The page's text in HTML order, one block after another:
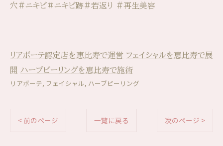
穴#ニキビ#ニキビ跡#若返り #再生美容
リアボーテ認定店を恵比寿で運営 フェイシャルを恵比寿で展
開 ハーブピーリングを恵比寿で施術
リアボーテ フェイシャル ハーブピーリング
< 前のページ 一覧に戻る 次のページ >